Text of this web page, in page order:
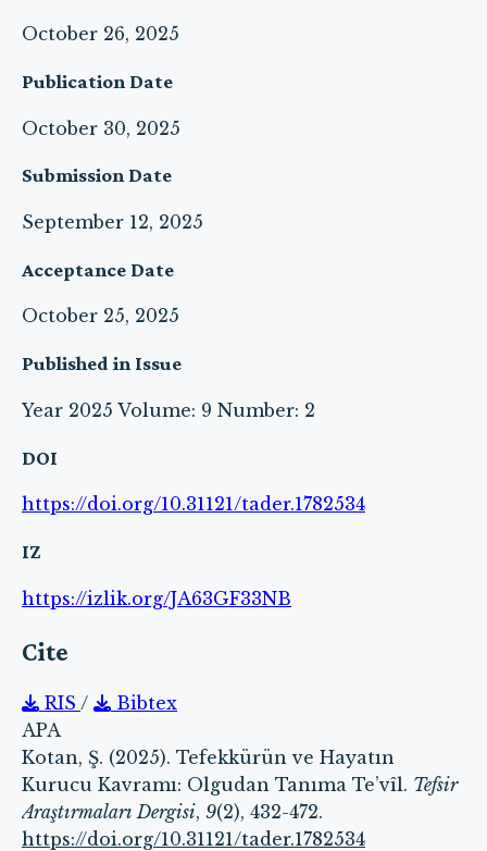
October 26, 2025
Publication Date
October 30, 2025
Submission Date
September 12, 2025
Acceptance Date
October 25, 2025
Published in Issue
Year 2025 Volume: 9 Number: 2
DOI
https://doi.org/10.31121/tader.1782534
IZ
https://izlik.org/JA63GF33NB
Cite
RIS /
Bibtex
APA
Kotan, Ş. (2025). Tefekkürün ve Hayatın
Kurucu Kavramı: Olgudan Tanıma Te’vîl. Tefsir
Araştırmaları Dergisi, 9(2), 432-472.
https://doi.org/10.31121/tader.1782534